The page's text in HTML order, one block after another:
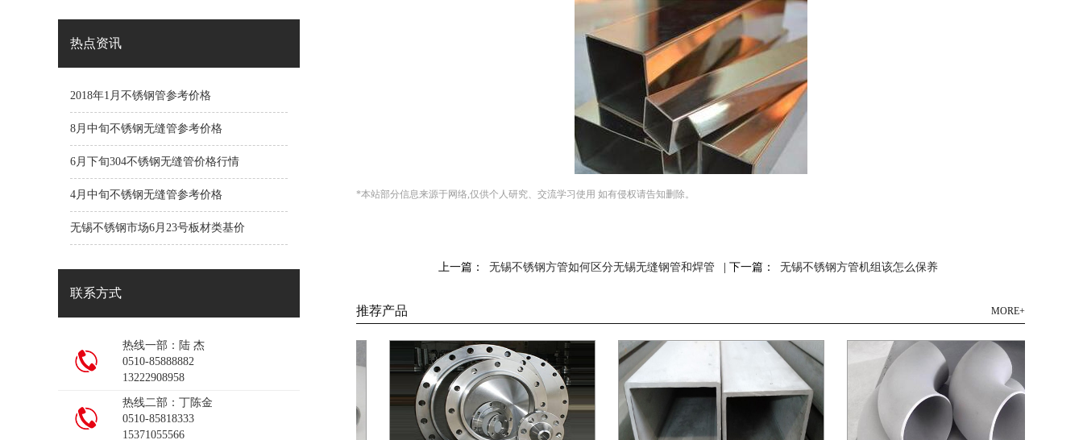
热点资讯
2018年1月不锈钢管参考价格
8月中旬不锈钢无缝管参考价格
6月下旬304不锈钢无缝管价格行情
4月中旬不锈钢无缝管参考价格
无锡不锈钢市场6月23号板材类基价
联系方式
热线一部：陆 杰
0510-85888882
13222908958
热线二部：丁陈金
0510-85818333
15371055566
*本站部分信息来源于网络,仅供个人研究、交流学习使用 如有侵权请告知删除。
上一篇： 无锡不锈钢方管如何区分无锡无缝钢管和焊管 | 下一篇： 无锡不锈钢方管机组该怎么保养
推荐产品 MORE+